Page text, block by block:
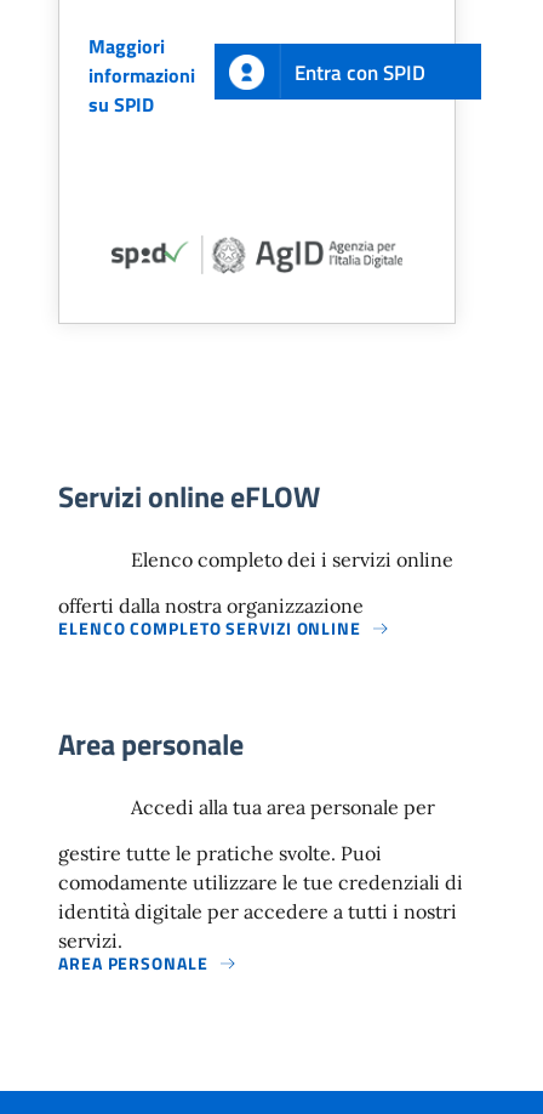
Maggiori
informazioni
su SPID
Entra con SPID
Servizi online eFLOW
Elenco completo dei i servizi online
offerti dalla nostra organizzazione
ELENCO COMPLETO SERVIZI ONLINE
Area personale
Accedi alla tua area personale per
gestire tutte le pratiche svolte. Puoi
comodamente utilizzare le tue credenziali di
identità digitale per accedere a tutti i nostri
servizi.
AREA PERSONALE